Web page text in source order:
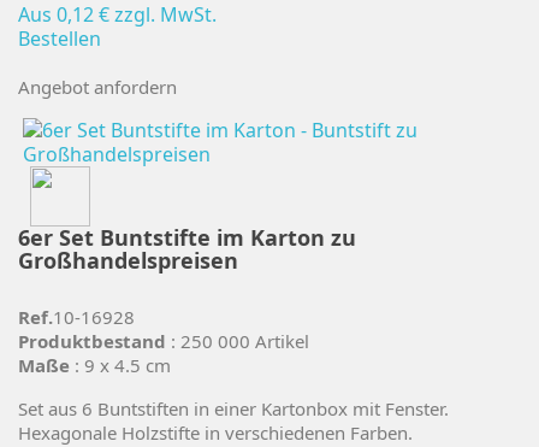
Aus 0,12 €zzgl. MwSt.
Bestellen
Angebot anfordern
6er Set Buntstifte im Karton zu
Großhandelspreisen
Ref.10-16928
Produktbestand : 250 000 Artikel
Maße : 9 x 4.5 cm
Set aus 6 Buntstiften in einer Kartonbox mit Fenster.
Hexagonale Holzstifte in verschiedenen Farben.